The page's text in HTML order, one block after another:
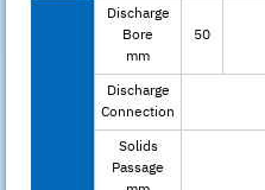
Discharge
Bore
mm
50
Discharge
Connection
Solids
Passage